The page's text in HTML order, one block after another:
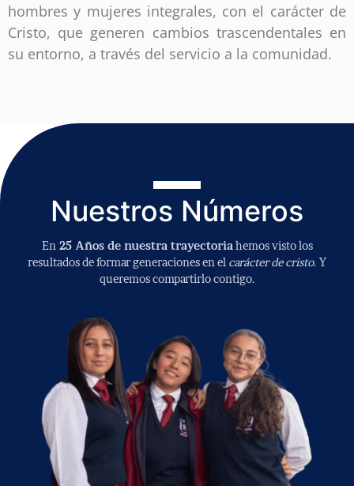
hombres y mujeres integrales, con el carácter de
Cristo, que generen cambios trascendentales en
su entorno, a través del servicio a la comunidad.
Nuestros Números
En 25 Años de nuestra trayectoria hemos visto los
resultados de formar generaciones en el carácter de cristo. Y
queremos compartirlo contigo.